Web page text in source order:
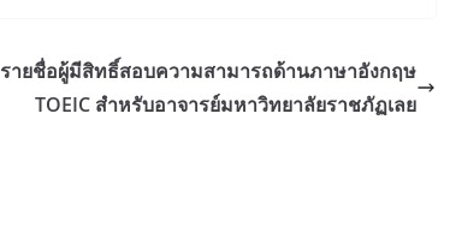
รายชื่อผู้มีสิทธิ์สอบความสามารถด้านภาษาอังกฤษ
TOEIC สำหรับอาจารย์มหาวิทยาลัยราชภัฏเลย